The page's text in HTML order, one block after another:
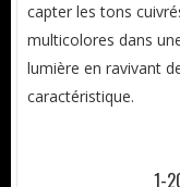
capter les tons
multicolores dans
lumière en ravivant
caractéristique.
1-